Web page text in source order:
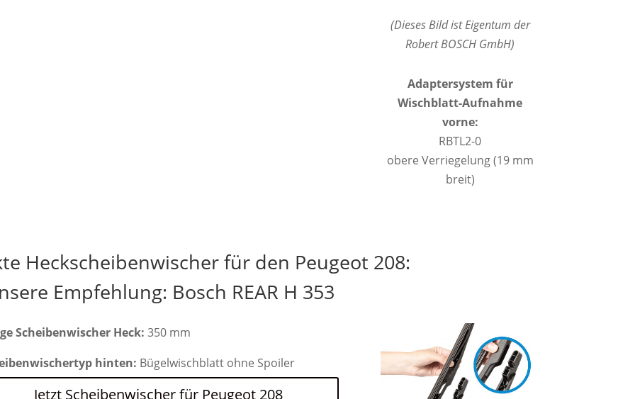
(Dieses Bild ist Eigentum der
Robert BOSCH GmbH)
Adaptersystem für
Wischblatt-Aufnahme
vorne:
RBTL2-0
obere Verriegelung (19 mm
breit)
Heckscheibenwischer für den Peugeot 208:
Empfehlung: Bosch REAR H 353
Scheibenwischer Heck: 350 mm
hinten: Bügelwischblatt ohne Spoiler
Jetzt Scheibenwischer für Peugeot 208